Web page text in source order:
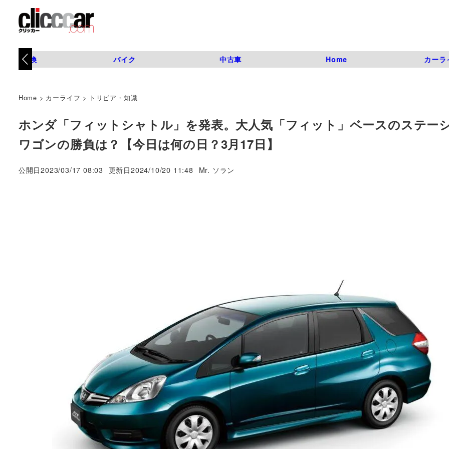
タイヤ交換 バイク 中古車 Home カーラ
Home > カーライフ > トリビア・知識
ホンダ「フィットシャトル」を発表。大人気「フィット」ベースのステー
ワゴンの勝負は？【今日は何の日？3月17日】
公開日2023/03/17 08:03 更新日2024/10/20 11:48
著
Mr. ソラン